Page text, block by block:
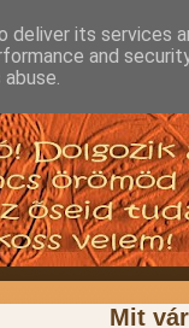
Mit
its services
and